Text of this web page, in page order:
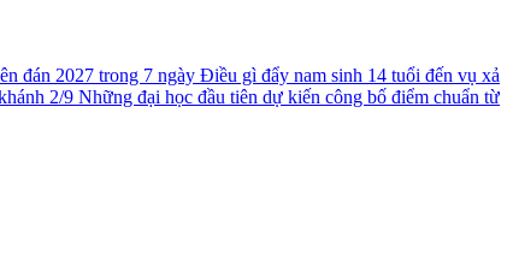
đán 2027 trong 7 ngày Điều gì đẩy nam sinh 14 tuổi đến vụ xả
2/9 Những đại học đầu tiên dự kiến công bố điểm chuẩn từ